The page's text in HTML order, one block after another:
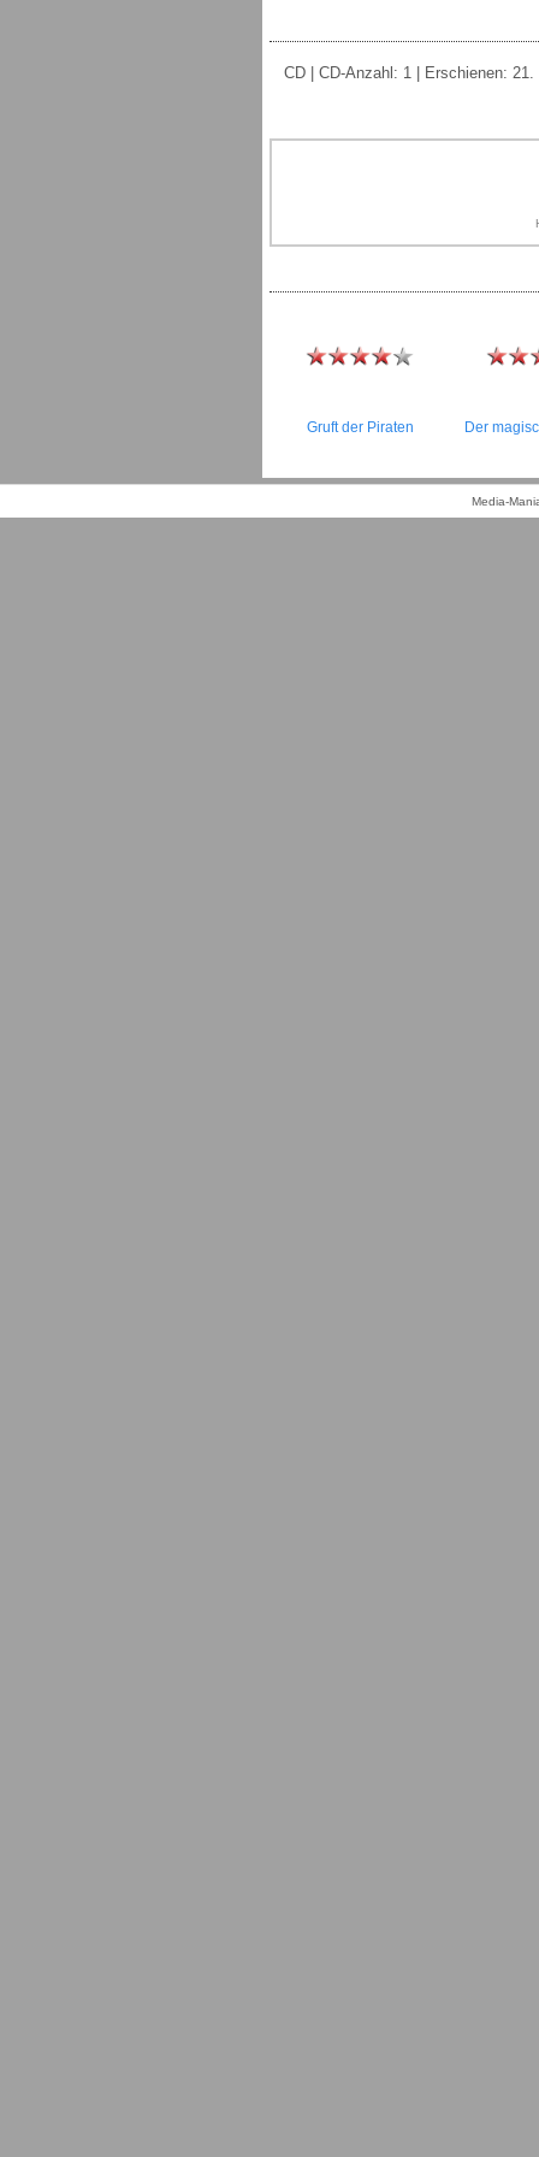
CD | CD-Anzahl: 1 | Erschienen:
Gruft der Piraten Der
Media-